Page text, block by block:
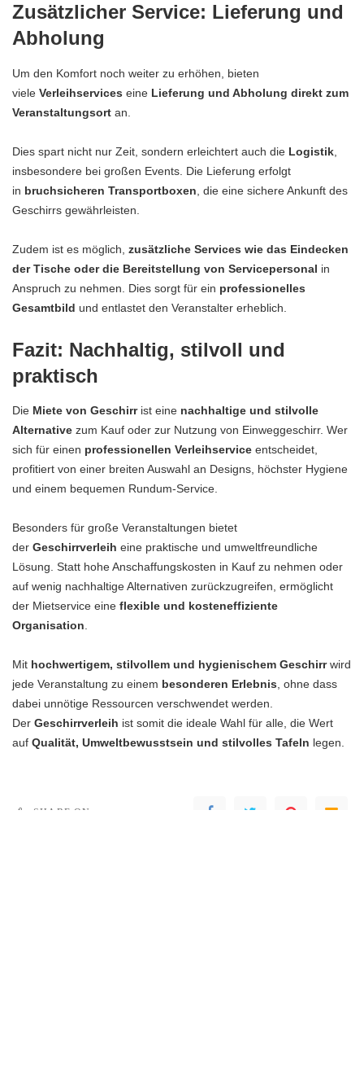
Zusätzlicher Service: Lieferung und
Abholung
Um den Komfort noch weiter zu erhöhen, bieten
viele Verleihservices eine Lieferung und Abholung direkt zum
Veranstaltungsort an.
Dies spart nicht nur Zeit, sondern erleichtert auch die Logistik
insbesondere bei großen Events. Die Lieferung erfolgt
in bruchsicheren Transportboxen , die eine sichere Ankunft des
Geschirrs gewährleisten.
Zudem ist es möglich, zusätzliche Services wie das Eindecken
der Tische oder die Bereitstellung von Servicepersonal in
Anspruch zu nehmen. Dies sorgt für ein professionelles
Gesamtbild und entlastet den Veranstalter erheblich.
Fazit: Nachhaltig, stilvoll und
praktisch
Die Miete von Geschirrist eine nachhaltige und stilvolle
Alternative zum Kauf oder zur Nutzung von Einweggeschirr. Wer
sich für einen professionellen Verleihservice entscheidet,
profitiert von einer breiten Auswahl an Designs, höchster Hygiene
und einem bequemen Rundum-Service.
Besonders für große Veranstaltungen bietet
der Geschirrverleih eine praktische und umweltfreundliche
Lösung. Statt hohe Anschaffungskosten in Kauf zu nehmen oder
auf wenig nachhaltige Alternativen zurückzugreifen, ermöglicht
der Mietservice eine flexible und kosteneffiziente
Organisation.
Mit hochwertigem, stilvollem und hygienischem Geschirrwird
jede Veranstaltung zu einem besonderen Erlebnis, ohne dass
dabei unnötige Ressourcen verschwendet werden.
Der Geschirrverleih ist somit die ideale Wahl für alle, die Wert
auf Qualität, Umweltbewusstsein und stilvolles Tafeln legen.
SHARE ON